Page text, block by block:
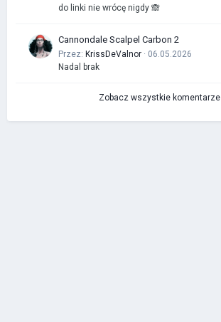
do linki nie wrócę nigdy 🙈
Cannondale Scalpel Carbon 2
Przez: KrissDeValnor · 06.05.2026
Nadal brak
Zobacz wszystkie komentarze